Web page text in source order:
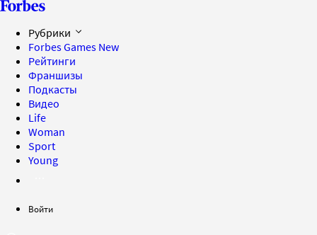
Рубрики
Forbes Games New
Рейтинги
Франшизы
Подкасты
Видео
Life
Woman
Sport
Young
Войти